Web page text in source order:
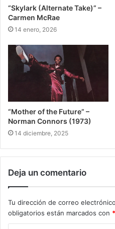
“Skylark (Alternate Take)” –
Carmen McRae
14 enero, 2026
“Mother of the Future” –
Norman Connors (1973)
14 diciembre, 2025
Deja un comentario
Tu dirección de correo
obligatorios están marcados con *